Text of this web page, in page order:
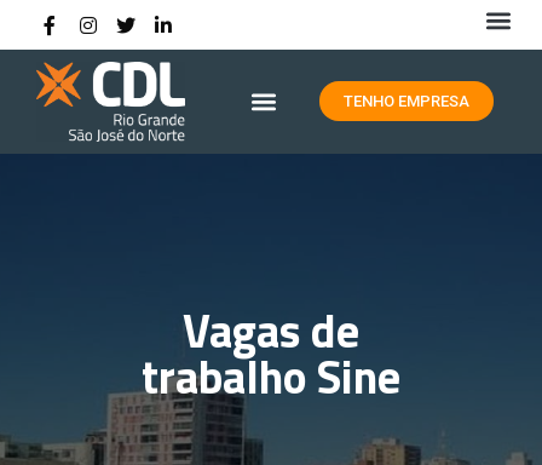
TENHO EMPRESA
Vagas de
trabalho Sine